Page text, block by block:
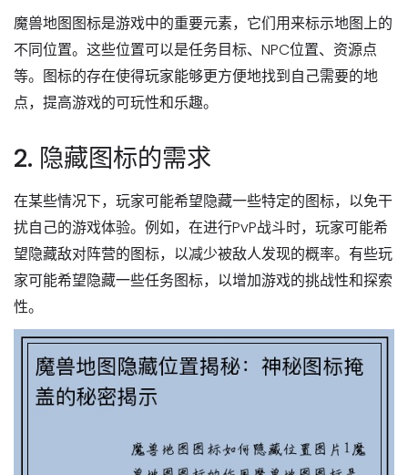
魔兽地图图标是游戏中的重要元素，它们用来标示地图上的
不同位置。这些位置可以是任务目标、NPC位置、资源点
等。图标的存在使得玩家能够更方便地找到自己需要的地
点，提高游戏的可玩性和乐趣。
2. 隐藏图标的需求
在某些情况下，玩家可能希望隐藏一些特定的图标，以免干
扰自己的游戏体验。例如，在进行PvP战斗时，玩家可能希
望隐藏敌对阵营的图标，以减少被敌人发现的概率。有些玩
家可能希望隐藏一些任务图标，以增加游戏的挑战性和探索
性。